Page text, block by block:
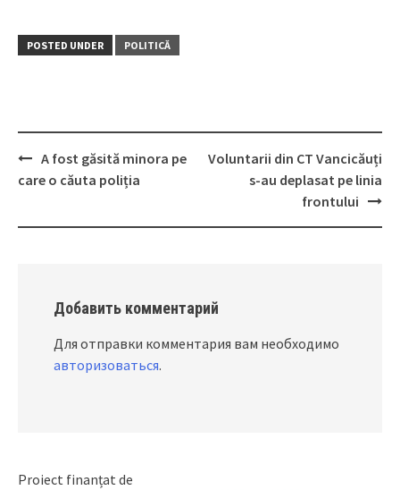
POSTED UNDER POLITICĂ
Post
A fost găsită minora pe
care o căuta poliția
Voluntarii din CT Vancicăuți
s-au deplasat pe linia
frontului
Добавить комментарий
Для отправки комментария вам необходимо
авторизоваться.
Proiect finanțat de